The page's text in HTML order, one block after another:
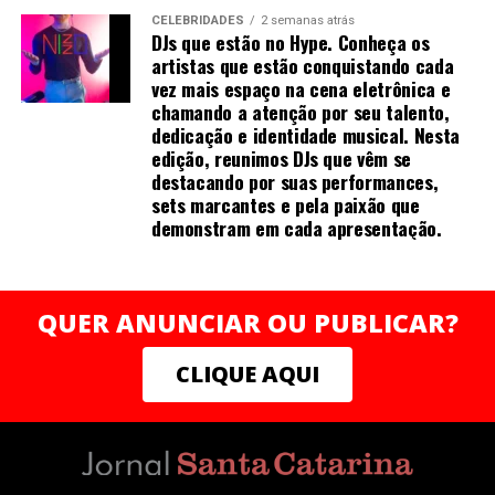
sucesso não é acaso, mas construção intencional.
Como forma de retribuir e incentivar outras mulheres
em sua jornada profissional, Mirella decidiu doar 100%
dos direitos autorais da obra para o Instituto Rede
Mulher Empreendedora, organização voltada para o
fortalecimento do empreendedorismo feminino no
Brasil. A iniciativa atua há mais de uma década
oferecendo capacitação, mentorias, acesso a crédito e
redes de apoio para milhares de mulheres que desejam
empreender com autonomia e sustentabilidade.
profissional devem caminhar junto com ações concretas
de transformação. Ao apoiar a Rede Mulher
Empreendedora, quero contribuir para que mais
mulheres possam enxergar e negociar o próprio valor,
construindo trajetórias sólidas e independentes”,
finaliza Mirella.
CELEBRIDADES 2 semanas atrás
DJs que estão no Hype. Conheça os
artistas que estão conquistando cada
vez mais espaço na cena eletrônica e
chamando a atenção por seu talento,
dedicação e identidade musical. Nesta
edição, reunimos DJs que vêm se
destacando por suas performances,
sets marcantes e pela paixão que
demonstram em cada apresentação.
QUER ANUNCIAR OU PUBLICAR?
CLIQUE AQUI